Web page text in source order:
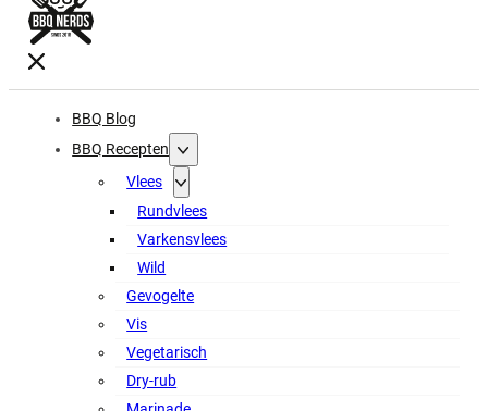
BBQ Blog
BBQ Recepten
Vlees
Rundvlees
Varkensvlees
Wild
Gevogelte
Vis
Vegetarisch
Dry-rub